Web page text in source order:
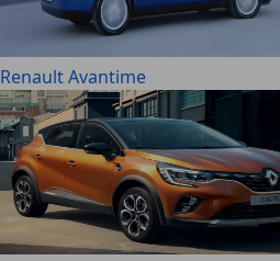
Renault Avantime